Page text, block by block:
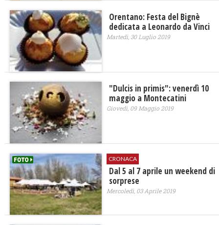
Orentano: Festa del Bignè
dedicata a Leonardo da Vinci
Martedì, 30 Luglio 2019
"Dulcis in primis": venerdì 10
maggio a Montecatini
Giovedì, 09 Maggio 2019
CRONACA
Dal 5 al 7 aprile un weekend di
sorprese
Mercoledì, 03 Aprile 2019